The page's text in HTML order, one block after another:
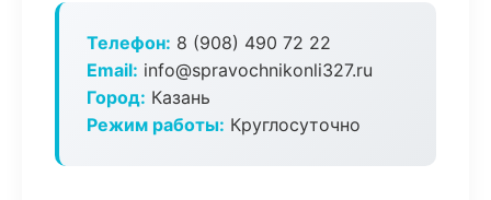
Телефон: 8 (908) 490 72 22
Email: info@spravochnikonli327.ru
Город: Казань
Режим работы: Круглосуточно